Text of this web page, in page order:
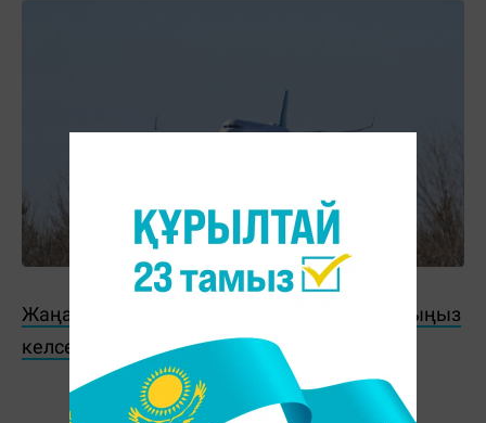
Жаңалықтарды бәрінен бұрын біліп отырғыңыз
келсе, Telegram-арнамызға жазылыңыз!
Ж. Қадыржанова